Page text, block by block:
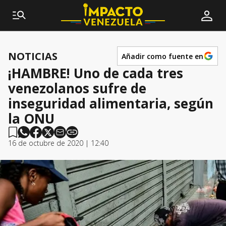
NOTICIAS Añadir como fuente en
¡HAMBRE! Uno de cada tres
venezolanos sufre de
inseguridad alimentaria, según
la ONU
16 de octubre de 2020 | 12:40